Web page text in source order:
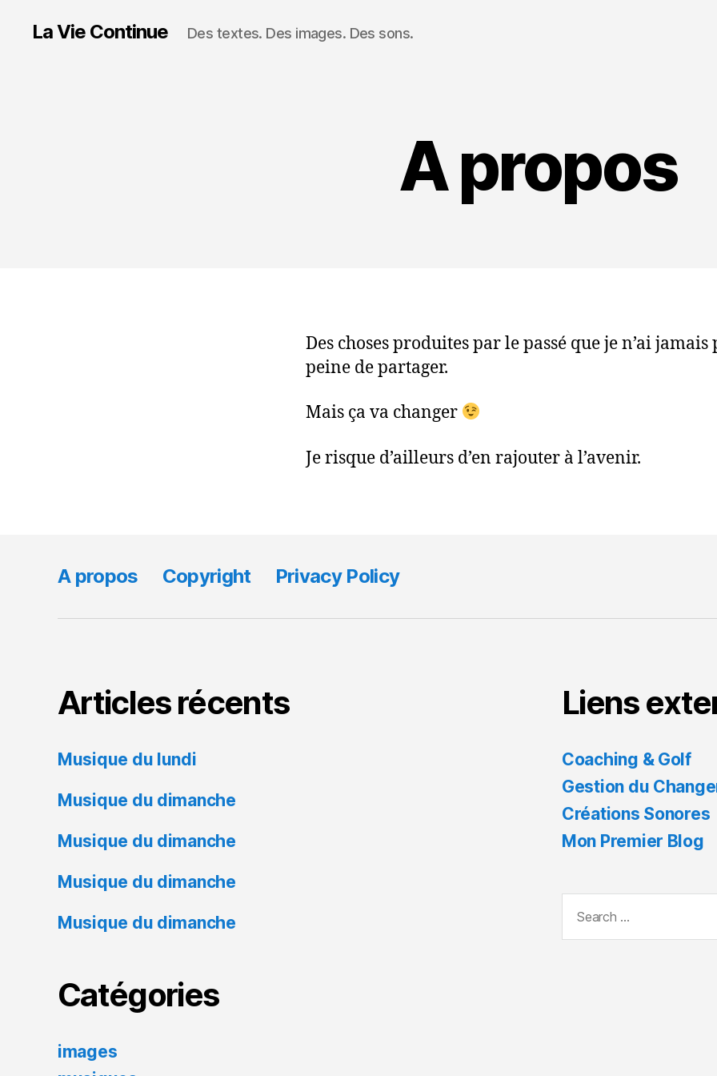
La Vie Continue Des textes. Des images. Des sons.
A propos
Des choses produites par le passé que je n’ai jamais
peine de partager.
Mais ça va changer
Je risque d’ailleurs d’en rajouter à l’avenir.
A propos Copyright Privacy Policy
Articles récents
Musique du lundi
Musique du dimanche
Musique du dimanche
Musique du dimanche
Musique du dimanche
Catégories
images
Liens
Coaching & Golf
Gestion du
Créations Sonores
Mon Premier Blog
for: